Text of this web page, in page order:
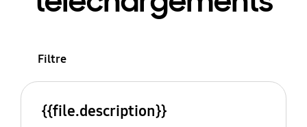
Filtre
{{file.description}}